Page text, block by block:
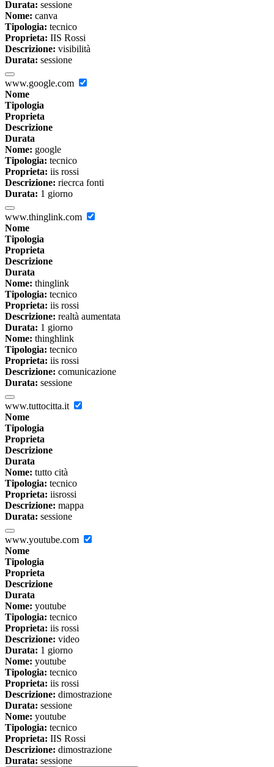
Durata: sessione
Nome: canva
Tipologia: tecnico
Proprieta: IIS Rossi
Descrizione: visibilità
Durata: sessione
www.google.com
Nome
Tipologia
Proprieta
Descrizione
Durata
Nome: google
Tipologia: tecnico
Proprieta: iis rossi
Descrizione: riecrca fonti
Durata: 1 giorno
www.thinglink.com
Nome
Tipologia
Proprieta
Descrizione
Durata
Nome: thinglink
Tipologia: tecnico
Proprieta: iis rossi
Descrizione: realtà aumentata
Durata: 1 giorno
Nome: thinghlink
Tipologia: tecnico
Proprieta: iis rossi
Descrizione: comunicazione
Durata: sessione
www.tuttocitta.it
Nome
Tipologia
Proprieta
Descrizione
Durata
Nome: tutto cità
Tipologia: tecnico
Proprieta: iisrossi
Descrizione: mappa
Durata: sessione
www.youtube.com
Nome
Tipologia
Proprieta
Descrizione
Durata
Nome: youtube
Tipologia: tecnico
Proprieta: iis rossi
Descrizione: video
Durata: 1 giorno
Nome: youtube
Tipologia: tecnico
Proprieta: iis rossi
Descrizione: dimostrazione
Durata: sessione
Nome: youtube
Tipologia: tecnico
Proprieta: IIS Rossi
Descrizione: dimostrazione
Durata: sessione